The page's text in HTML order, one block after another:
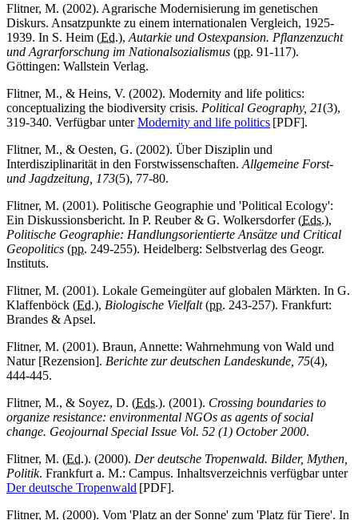
Flitner, M. (2002). Agrarische Modernisierung im genetischen
Diskurs. Ansatzpunkte zu einem internationalen Vergleich, 1925-
1939. In S. Heim (Ed.), Autarkie und Ostexpansion. Pflanzenzucht
und Agrarforschung im Nationalsozialismus (pp. 91-117).
Göttingen: Wallstein Verlag.
Flitner, M., & Heins, V. (2002). Modernity and life politics:
conceptualizing the biodiversity crisis. Political Geography, 21(3),
319-340. Verfügbar unterModernity and life politics [PDF].
Flitner, M., & Oesten, G. (2002). Über Disziplin und
Interdisziplinarität in den Forstwissenschaften. Allgemeine Forst-
und Jagdzeitung, 173(5), 77-80.
Flitner, M. (2001). Politische Geographie und 'Political Ecology':
Ein Diskussionsbericht. In P. Reuber & G. Wolkersdorfer (Eds.),
Politische Geographie: Handlungsorientierte Ansätze und Critical
Geopolitics (pp. 249-255). Heidelberg: Selbstverlag des Geogr.
Instituts.
Flitner, M. (2001). Lokale Gemeingüter auf globalen Märkten. In G.
Klaffenböck (Ed.), Biologische Vielfalt(pp. 243-257). Frankfurt:
Brandes & Apsel.
Flitner, M. (2001). Braun, Annette: Wahrnehmung von Wald und
Natur [Rezension]. Berichte zur deutschen Landeskunde, 75(4),
444-445.
Flitner, M., & Soyez, D. (Eds.). (2001). Crossing boundaries to
organize resistance: environmental NGOs as agents of social
change. Geojournal Special Issue Vol. 52 (1) October 2000.
Flitner, M. (Ed.). (2000). Der deutsche Tropenwald. Bilder, Mythen,
Politik. Frankfurt a. M.: Campus. Inhaltsverzeichnis verfügbar unter
Der deutsche Tropenwald [PDF].
Flitner, M. (2000). Vom 'Platz an der Sonne' zum 'Platz für Tiere'. In